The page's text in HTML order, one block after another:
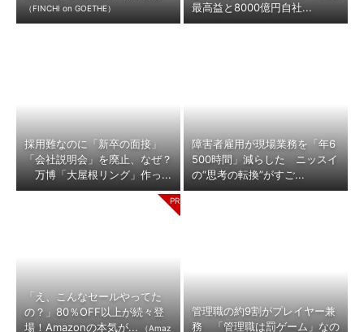
（FINCHI on GOETHE）
最高益と8000億円自社...
採用難なのに「新卒の面接」
「会社説明会」を廃止、なぜ？
万博「大屋根リング」作っ...
障害者雇用が現場業務を「年6
500時間」減らした ニッスイ
の“思考の転換”がすご...
「え、こんなセールやってた
の？」80％OFF以上が続々登
場！Amazonの本気が...
（Amaz
管理職の約9割がプレイヤー兼
務 「管理職は罰ゲーム」なの